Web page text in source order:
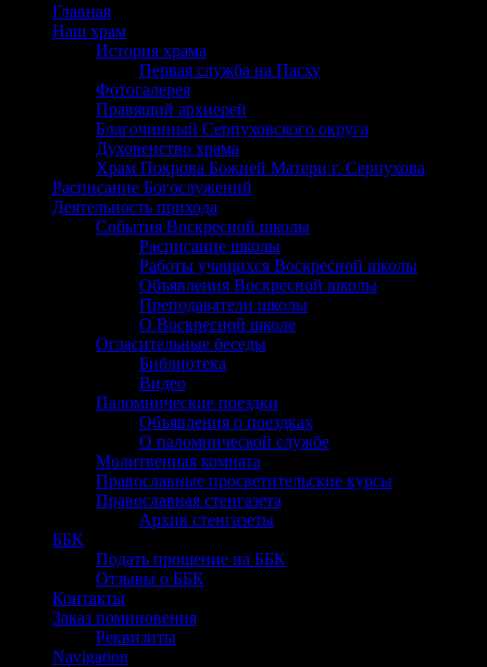
Главная
Наш храм
История храма
Первая служба на Пасху
Фотогалерея
Правящий архиерей
Благочинный Серпуховского округа
Духовенство храма
Храм Покрова Божией Матери г. Серпухова
Расписание Богослужений
Деятельность прихода
События Воскресной школы
Расписание школы
Работы учащихся Воскресной школы
Объявления Воскресной школы
Преподаватели школы
О Воскресной школе
Огласительные беседы
Библиотека
Видео
Паломнические поездки
Объявления о поездках
О паломнической службе
Молитвенная комната
Православные просветительские курсы
Православная стенгазета
Архив стенгазеты
ББК
Подать прошение на ББК
Отзывы о ББК
Контакты
Заказ поминовения
Реквизиты
Navigation